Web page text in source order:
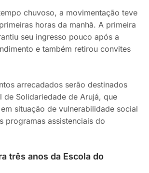
chuvoso, a movimentação teve
horas da manhã. A primeira
seu ingresso pouco após a
e também retirou convites
arrecadados serão destinados
de Solidariedade de Arujá, que
situação de vulnerabilidade social
programas assistenciais do
três anos da Escola do